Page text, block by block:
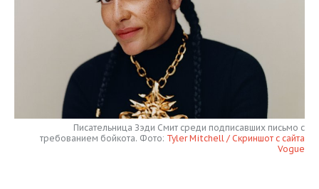
ЭНЕРГЕТИКА
ТЕЛЕКОММУНИКАЦИИ
НОВОСТИ МЕРОПРИЯТИЙ
ВЫЕЗДНАЯ РЕДАКЦИЯ
БИЗНЕС-БРАНЧИ
ONLINE-КОНФЕРЕНЦИИ
НОВОСТИ СПОРТА
ФУТБОЛ
ХОККЕЙ
НОВОСТИ ОБЩЕСТВА
ВЛАСТЬ
ФОТОГАЛЕРЕЯ
СЮЖЕТЫ Писательница Зэди Смит среди подписавших письмо с
требованием бойкота. Фото: Tyler Mitchell / Скриншот с сайта
Vogue